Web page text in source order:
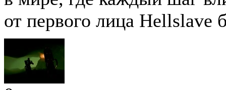
от первого лица